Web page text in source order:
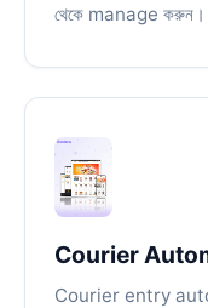
থেকে manage করুন।
Courier
Courier entry